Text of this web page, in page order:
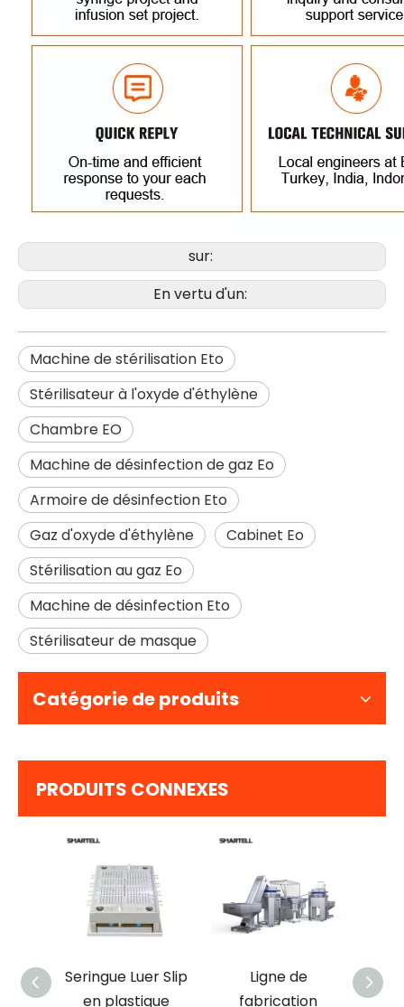
sur:
En vertu d'un:
Machine de stérilisation Eto
Stérilisateur à l'oxyde d'éthylène
Chambre EO
Machine de désinfection de gaz Eo
Armoire de désinfection Eto
Gaz d'oxyde d'éthylène
Cabinet Eo
Stérilisation au gaz Eo
Machine de désinfection Eto
Stérilisateur de masque
Catégorie de produits
PRODUITS CONNEXES
de
Seringue Luer Slip
en plastique
Ligne de
fabrication
La